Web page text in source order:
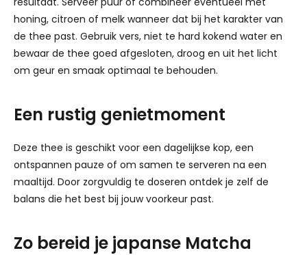
honing, citroen of melk wanneer dat bij het karakter van
de thee past. Gebruik vers, niet te hard kokend water en
bewaar de thee goed afgesloten, droog en uit het licht
om geur en smaak optimaal te behouden.
Een rustig genietmoment
Deze thee is geschikt voor een dagelijkse kop, een
ontspannen pauze of om samen te serveren na een
maaltijd. Door zorgvuldig te doseren ontdek je zelf de
balans die het best bij jouw voorkeur past.
Zo bereid je japanse Matcha